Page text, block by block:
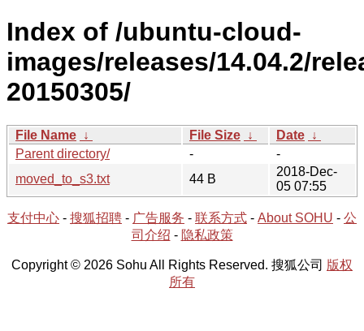
Index of /ubuntu-cloud-
images/releases/14.04.2/
20150305/
File Name ↓ File Size ↓ Date ↓
Parent directory/
-
-
moved_to_s3.txt
44 B
2018-Dec-
05 07:55
支付中心 - 搜狐招聘 - 广告服务 - 联系方式 - About SOHU - 公
司介绍 - 隐私政策
Copyright © 2026 Sohu All Rights Reserved. 搜狐公司 版权
所有